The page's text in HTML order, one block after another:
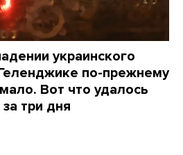
украинского
по-прежнему
Вот что удалось
три дня